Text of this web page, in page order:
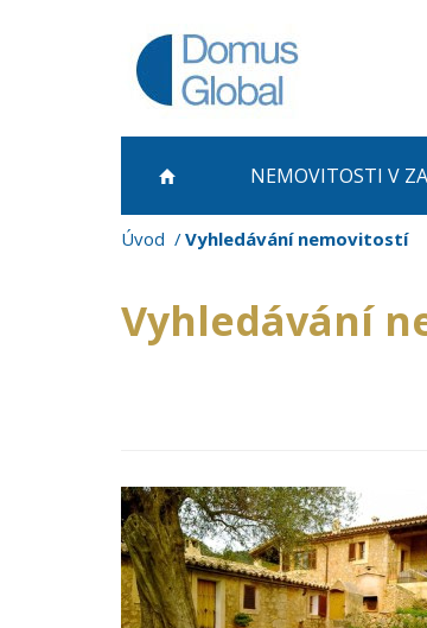
NEMOVITOSTI V
Úvod Vyhledávání nemovitostí
Vyhledávání